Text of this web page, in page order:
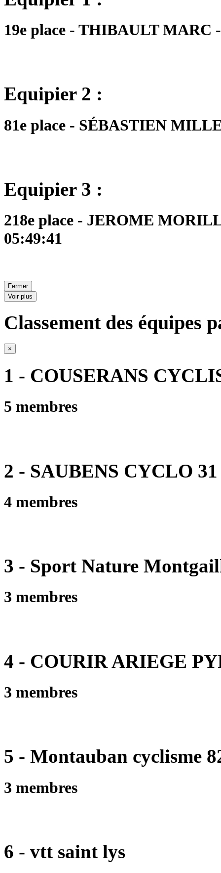
19e place - THIBAULT MARC
Equipier 2 :
81e place - SÉBASTIEN
Equipier 3 :
218e place - JEROME
05:49:41
Fermer
Voir plus
Classement des équipes
×
1 - COUSERANS
5 membres
2 - SAUBENS CYCLO 31
4 membres
3 - Sport Nature
3 membres
4 - COURIR ARIEGE
3 membres
5 - Montauban cyclisme
3 membres
6 - vtt saint lys